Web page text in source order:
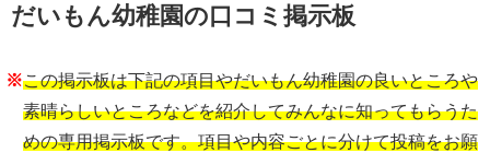
だいもん幼稚園の口コミ掲示板
※この掲示板は下記の項目やだいもん幼稚園の良いところや
素晴らしいところなどを紹介してみんなに知ってもらうた
めの専用掲示板です。項目や内容ごとに分けて投稿をお願